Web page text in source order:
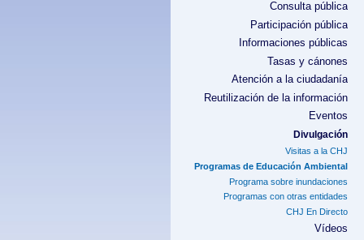
Consulta pública
Participación pública
Informaciones públicas
Tasas y cánones
Atención a la ciudadanía
Reutilización de la información
Eventos
Divulgación
Visitas a la CHJ
Programas de Educación Ambiental
Programa sobre inundaciones
Programas con otras entidades
CHJ En Directo
Vídeos